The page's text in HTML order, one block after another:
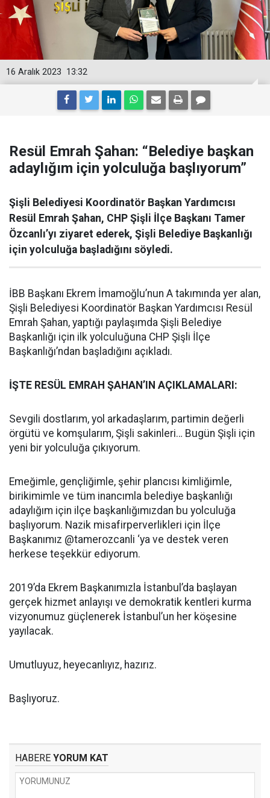
13:32
16 Aralık 2023
Resül Emrah Şahan: “Belediye başkan
adaylığım için yolculuğa başlıyorum”
Şişli Belediyesi Koordinatör Başkan Yardımcısı
Resül Emrah Şahan, CHP Şişli İlçe Başkanı Tamer
Özcanlı’yı ziyaret ederek, Şişli Belediye Başkanlığı
için yolculuğa başladığını söyledi.
İBB Başkanı Ekrem İmamoğlu’nun A takımında yer alan,
Şişli Belediyesi Koordinatör Başkan Yardımcısı Resül
Emrah Şahan, yaptığı paylaşımda Şişli Belediye
Başkanlığı için ilk yolculuğuna CHP Şişli İlçe
Başkanlığı’ndan başladığını açıkladı.
İŞTE RESÜL EMRAH ŞAHAN’IN AÇIKLAMALARI:
Sevgili dostlarım, yol arkadaşlarım, partimin değerli
örgütü ve komşularım, Şişli sakinleri… Bugün Şişli için
yeni bir yolculuğa çıkıyorum.
Emeğimle, gençliğimle, şehir plancısı kimliğimle,
birikimimle ve tüm inancımla belediye başkanlığı
adaylığım için ilçe başkanlığımızdan bu yolculuğa
başlıyorum. Nazik misafirperverlikleri için İlçe
Başkanımız @tamerozcanli ‘ya ve destek veren
herkese teşekkür ediyorum.
2019’da Ekrem Başkanımızla İstanbul’da başlayan
gerçek hizmet anlayışı ve demokratik kentleri kurma
vizyonumuz güçlenerek İstanbul’un her köşesine
yayılacak.
Umutluyuz, heyecanlıyız, hazırız.
Başlıyoruz.
HABERE YORUM KAT